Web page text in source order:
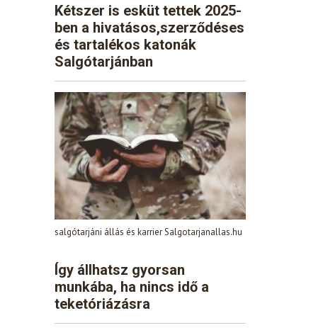
Kétszer is esküt tettek 2025-
ben a hivatásos,szerződéses
és tartalékos katonák
Salgótarjánban
salgótarjáni állás és karrier Salgotarjanallas.hu
Így állhatsz gyorsan
munkába, ha nincs idő a
teketóriázásra